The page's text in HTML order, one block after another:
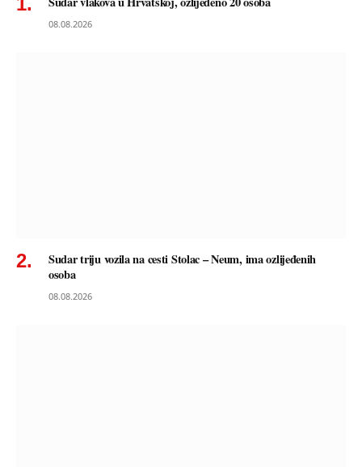
08.08.2026
Sudar triju vozila na cesti Stolac – Neum, ima ozlijeđenih
osoba
08.08.2026